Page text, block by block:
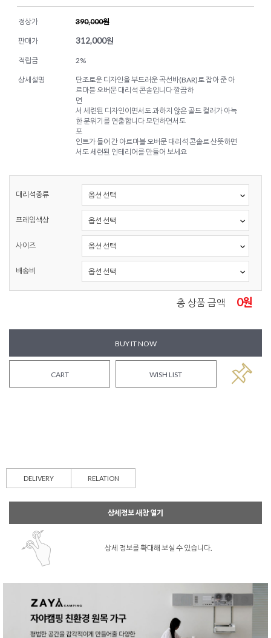
정상가 390,000원
판매가 312,000원
적립금 2%
상세설명
단조로운 디자인을 부드러운 곡선바(BAR)로 잡아 준 아
르마블 오버문 대리석 콘솔입니다 깔끔하
면
서 세련된 디자인이면서도 과하지 않은 골드 컬러가 아늑
한 분위기를 연출합니다 모던하면서도
포
인트가 들어 간 아르마블 오버문 대리석 콘솔로 산뜻하면
서도 세련된 인테리어를 만들어 보세요
대리석종류
프레임색상
사이즈
배송비
총 상품 금액 0원
BUY IT NOW
CART WISH LIST
DELIVERY RELATION
상세정보 새창 열기
상세 정보를 확대해 보실 수 있습니다.